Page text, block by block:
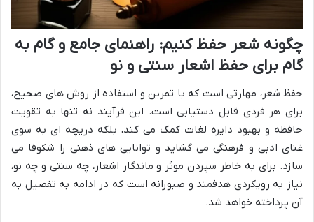
چگونه شعر حفظ کنیم: راهنمای جامع و گام به
گام برای حفظ اشعار سنتی و نو
حفظ شعر، مهارتی است که با تمرین و استفاده از روش های صحیح،
برای هر فردی قابل دستیابی است. این فرآیند نه تنها به تقویت
حافظه و بهبود دایره لغات کمک می کند، بلکه دریچه ای به سوی
غنای ادبی و فرهنگی می گشاید و توانایی های ذهنی را شکوفا می
سازد. برای به خاطر سپردن موثر و ماندگار اشعار، چه سنتی و چه نو،
نیاز به رویکردی هدفمند و صبورانه است که در ادامه به تفصیل به
آن پرداخته خواهد شد.